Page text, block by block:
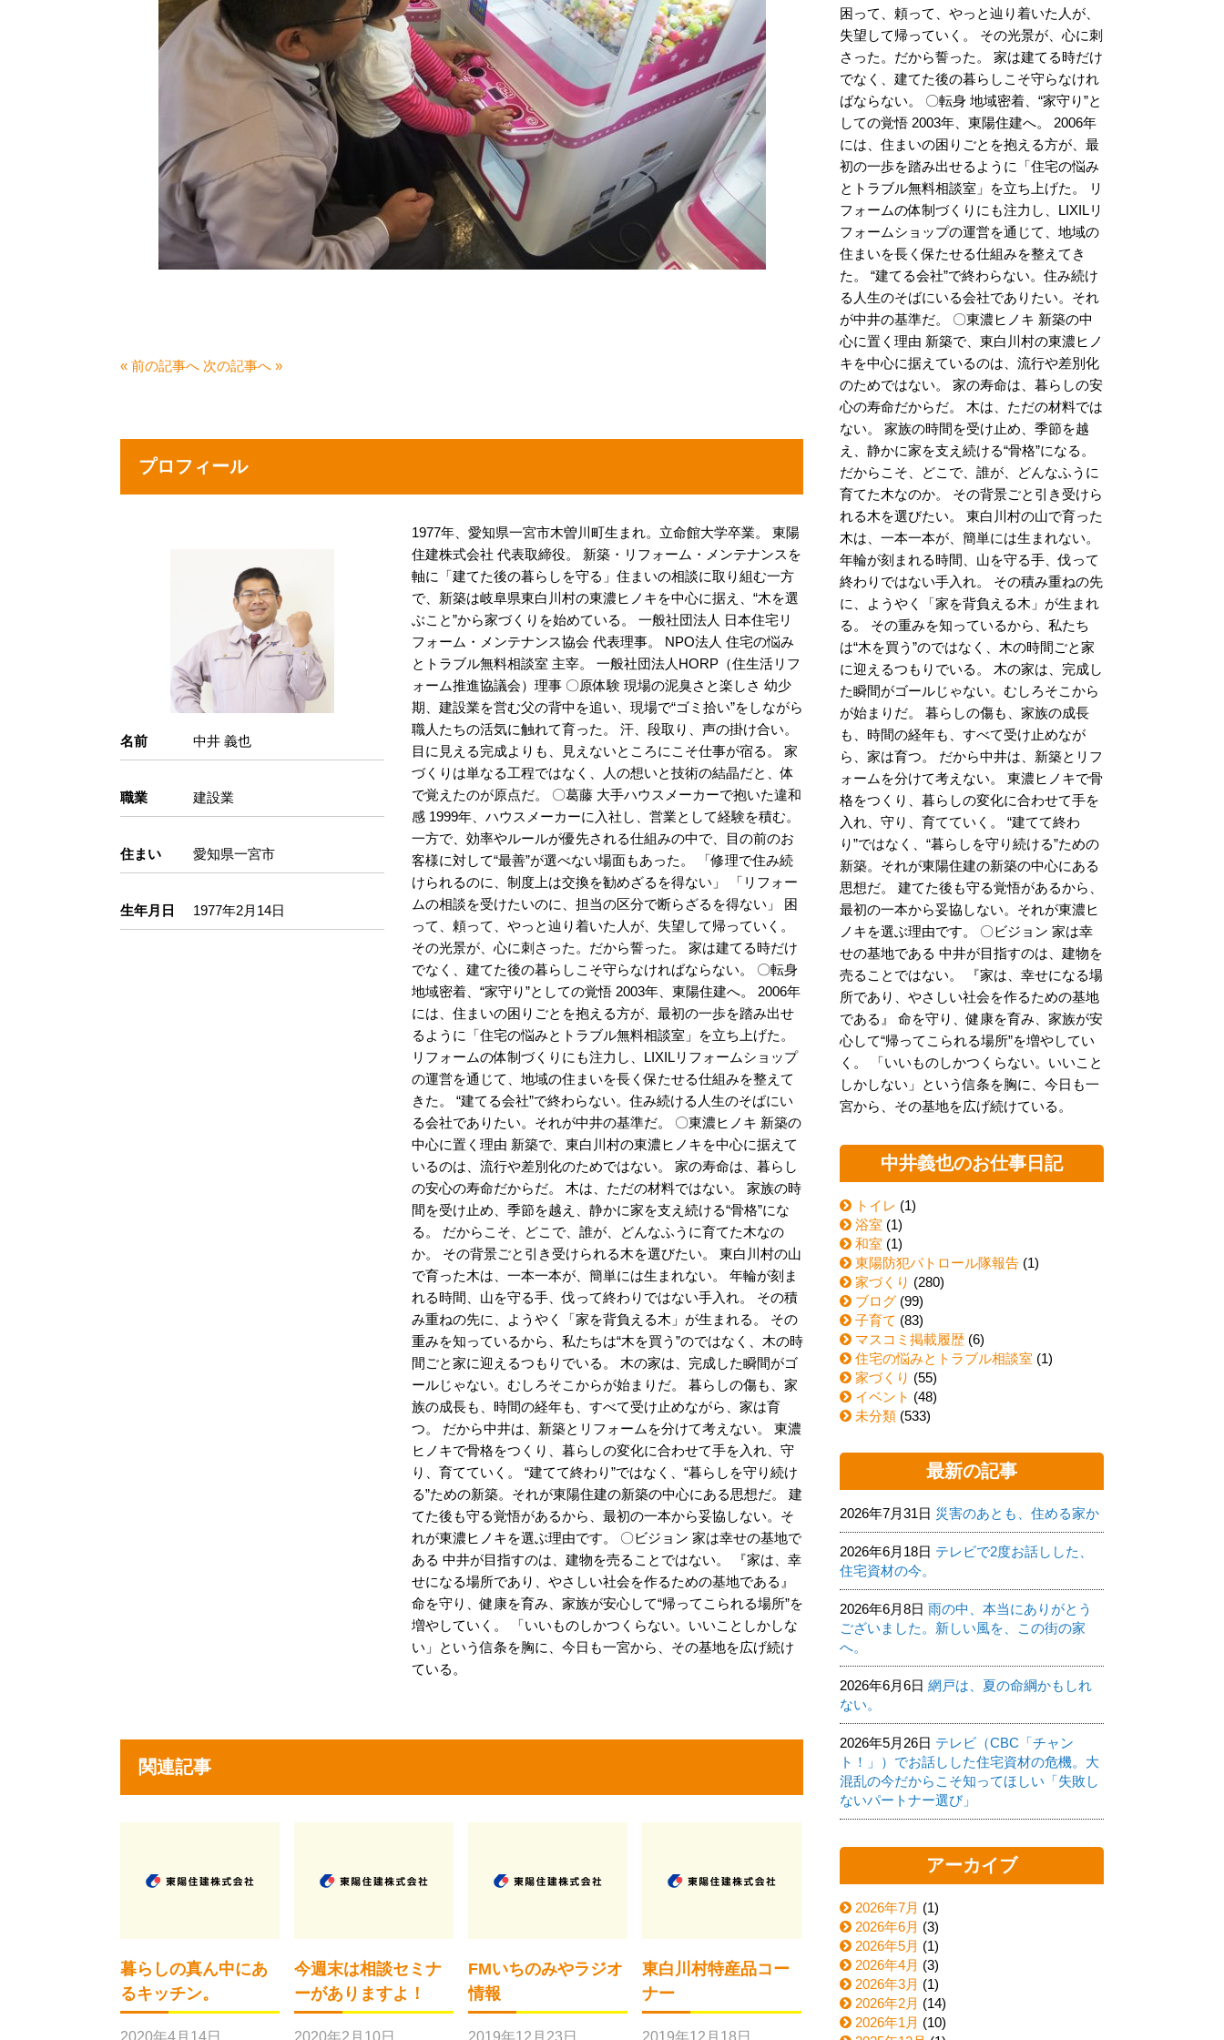
« 前の記事へ 次の記事へ »
プロフィール
名前 中井 義也
職業 建設業
住まい 愛知県一宮市
生年月日 1977年2月14日
1977年、愛知県一宮市木曽川町生まれ。立命館大学卒業。 東陽
住建株式会社 代表取締役。 新築・リフォーム・メンテナンスを
軸に「建てた後の暮らしを守る」住まいの相談に取り組む一方
で、新築は岐阜県東白川村の東濃ヒノキを中心に据え、“木を選
ぶこと”から家づくりを始めている。 一般社団法人 日本住宅リ
フォーム・メンテナンス協会 代表理事。 NPO法人 住宅の悩み
とトラブル無料相談室 主宰。 一般社団法人HORP（住生活リフ
ォーム推進協議会）理事 〇原体験 現場の泥臭さと楽しさ 幼少
期、建設業を営む父の背中を追い、現場で“ゴミ拾い”をしながら
職人たちの活気に触れて育った。 汗、段取り、声の掛け合い。
目に見える完成よりも、見えないところにこそ仕事が宿る。 家
づくりは単なる工程ではなく、人の想いと技術の結晶だと、体
で覚えたのが原点だ。 〇葛藤 大手ハウスメーカーで抱いた違和
感 1999年、ハウスメーカーに入社し、営業として経験を積む。
一方で、効率やルールが優先される仕組みの中で、目の前のお
客様に対して“最善”が選べない場面もあった。 「修理で住み続
けられるのに、制度上は交換を勧めざるを得ない」 「リフォー
ムの相談を受けたいのに、担当の区分で断らざるを得ない」 困
って、頼って、やっと辿り着いた人が、失望して帰っていく。
その光景が、心に刺さった。だから誓った。 家は建てる時だけ
でなく、建てた後の暮らしこそ守らなければならない。 〇転身
地域密着、“家守り”としての覚悟 2003年、東陽住建へ。 2006年
には、住まいの困りごとを抱える方が、最初の一歩を踏み出せ
るように「住宅の悩みとトラブル無料相談室」を立ち上げた。
リフォームの体制づくりにも注力し、LIXILリフォームショップ
の運営を通じて、地域の住まいを長く保たせる仕組みを整えて
きた。 “建てる会社”で終わらない。住み続ける人生のそばにい
る会社でありたい。それが中井の基準だ。 〇東濃ヒノキ 新築の
中心に置く理由 新築で、東白川村の東濃ヒノキを中心に据えて
いるのは、流行や差別化のためではない。 家の寿命は、暮らし
の安心の寿命だからだ。 木は、ただの材料ではない。 家族の時
間を受け止め、季節を越え、静かに家を支え続ける“骨格”にな
る。 だからこそ、どこで、誰が、どんなふうに育てた木なの
か。 その背景ごと引き受けられる木を選びたい。 東白川村の山
で育った木は、一本一本が、簡単には生まれない。 年輪が刻ま
れる時間、山を守る手、伐って終わりではない手入れ。 その積
み重ねの先に、ようやく「家を背負える木」が生まれる。 その
重みを知っているから、私たちは“木を買う”のではなく、木の時
間ごと家に迎えるつもりでいる。 木の家は、完成した瞬間がゴ
ールじゃない。むしろそこからが始まりだ。 暮らしの傷も、家
族の成長も、時間の経年も、すべて受け止めながら、家は育
つ。 だから中井は、新築とリフォームを分けて考えない。 東濃
ヒノキで骨格をつくり、暮らしの変化に合わせて手を入れ、守
り、育てていく。 “建てて終わり”ではなく、“暮らしを守り続け
る”ための新築。それが東陽住建の新築の中心にある思想だ。 建
てた後も守る覚悟があるから、最初の一本から妥協しない。そ
れが東濃ヒノキを選ぶ理由です。 〇ビジョン 家は幸せの基地で
ある 中井が目指すのは、建物を売ることではない。 『家は、幸
せになる場所であり、やさしい社会を作るための基地である』
命を守り、健康を育み、家族が安心して“帰ってこられる場所”を
増やしていく。 「いいものしかつくらない。いいことしかしな
い」という信条を胸に、今日も一宮から、その基地を広げ続け
ている。
関連記事
暮らしの真ん中にあ
るキッチン。
2020年4月14日
今週末は相談セミナ
ーがありますよ！
2020年2月10日
FMいちのみやラジオ
情報
2019年12月23日
東白川村特産品コー
ナー
2019年12月18日
困って、頼って、やっと辿り着いた人が、
失望して帰っていく。 その光景が、心に刺
さった。だから誓った。 家は建てる時だけ
でなく、建てた後の暮らしこそ守らなけれ
ばならない。 〇転身 地域密着、“家守り”と
しての覚悟 2003年、東陽住建へ。 2006年
には、住まいの困りごとを抱える方が、最
初の一歩を踏み出せるように「住宅の悩み
とトラブル無料相談室」を立ち上げた。 リ
フォームの体制づくりにも注力し、LIXILリ
フォームショップの運営を通じて、地域の
住まいを長く保たせる仕組みを整えてき
た。 “建てる会社”で終わらない。住み続け
る人生のそばにいる会社でありたい。それ
が中井の基準だ。 〇東濃ヒノキ 新築の中
心に置く理由 新築で、東白川村の東濃ヒノ
キを中心に据えているのは、流行や差別化
のためではない。 家の寿命は、暮らしの安
心の寿命だからだ。 木は、ただの材料では
ない。 家族の時間を受け止め、季節を越
え、静かに家を支え続ける“骨格”になる。
だからこそ、どこで、誰が、どんなふうに
育てた木なのか。 その背景ごと引き受けら
れる木を選びたい。 東白川村の山で育った
木は、一本一本が、簡単には生まれない。
年輪が刻まれる時間、山を守る手、伐って
終わりではない手入れ。 その積み重ねの先
に、ようやく「家を背負える木」が生まれ
る。 その重みを知っているから、私たち
は“木を買う”のではなく、木の時間ごと家
に迎えるつもりでいる。 木の家は、完成し
た瞬間がゴールじゃない。むしろそこから
が始まりだ。 暮らしの傷も、家族の成長
も、時間の経年も、すべて受け止めなが
ら、家は育つ。 だから中井は、新築とリフ
ォームを分けて考えない。 東濃ヒノキで骨
格をつくり、暮らしの変化に合わせて手を
入れ、守り、育てていく。 “建てて終わ
り”ではなく、“暮らしを守り続ける”ための
新築。それが東陽住建の新築の中心にある
思想だ。 建てた後も守る覚悟があるから、
最初の一本から妥協しない。それが東濃ヒ
ノキを選ぶ理由です。 〇ビジョン 家は幸
せの基地である 中井が目指すのは、建物を
売ることではない。 『家は、幸せになる場
所であり、やさしい社会を作るための基地
である』 命を守り、健康を育み、家族が安
心して“帰ってこられる場所”を増やしてい
く。 「いいものしかつくらない。いいこと
しかしない」という信条を胸に、今日も一
宮から、その基地を広げ続けている。
中井義也のお仕事日記
トイレ (1)
浴室 (1)
和室 (1)
東陽防犯パトロール隊報告 (1)
家づくり (280)
ブログ (99)
子育て (83)
マスコミ掲載履歴 (6)
住宅の悩みとトラブル相談室 (1)
家づくり (55)
イベント (48)
未分類 (533)
最新の記事
2026年7月31日 災害のあとも、住める家か
2026年6月18日 テレビで2度お話しした、
住宅資材の今。
2026年6月8日 雨の中、本当にありがとう
ございました。新しい風を、この街の家
へ。
2026年6月6日 網戸は、夏の命綱かもしれ
ない。
2026年5月26日 テレビ（CBC「チャン
ト！」）でお話しした住宅資材の危機。大
混乱の今だからこそ知ってほしい「失敗し
ないパートナー選び」
アーカイブ
2026年7月 (1)
2026年6月 (3)
2026年5月 (1)
2026年4月 (3)
2026年3月 (1)
2026年2月 (14)
2026年1月 (10)